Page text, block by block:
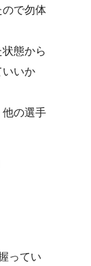
で勿体
態から
いか
の選手
ってい